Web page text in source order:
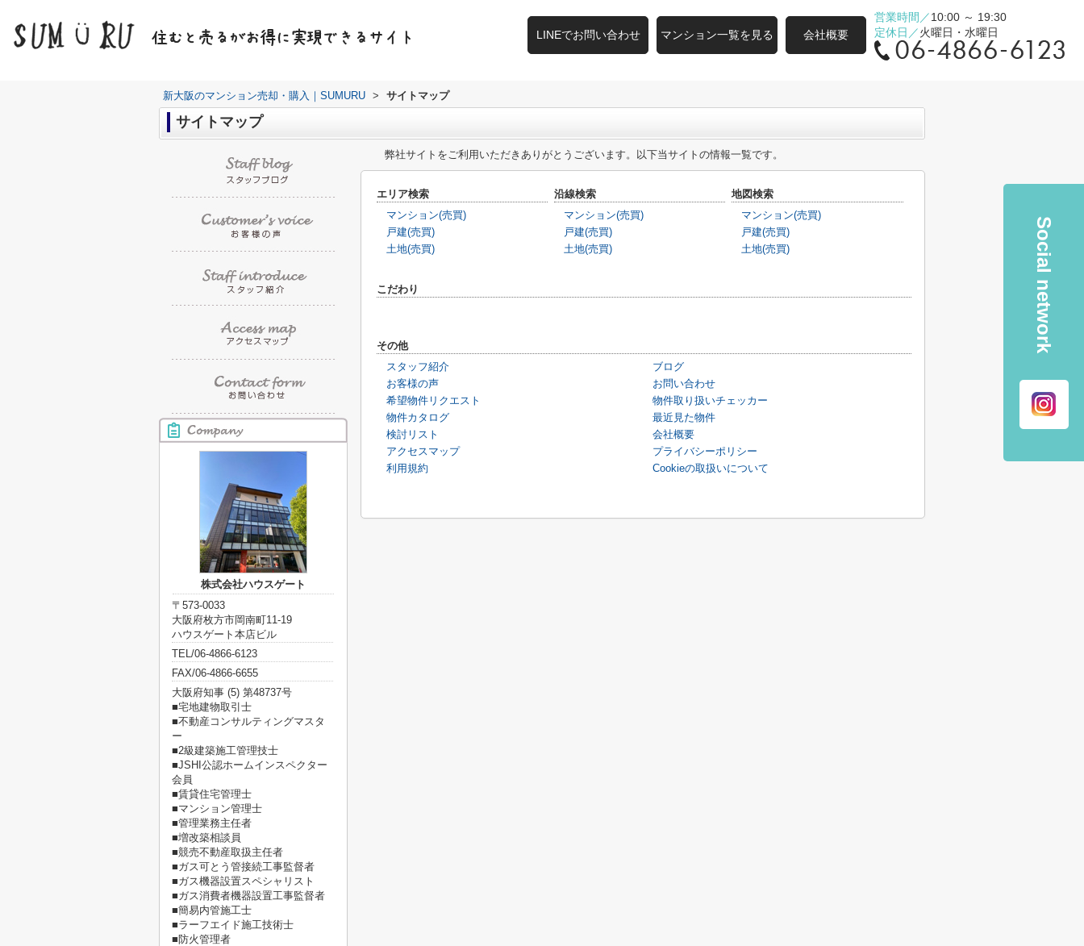
LINEでお問い合わせ マンション一覧を見る 会社概要
営業時間／10:00 ～ 19:30
定休日／火曜日・水曜日
新大阪のマンション売却・購入｜SUMURU > サイトマップ
サイトマップ
弊社サイトをご利用いただきありがとうございます。以下当サイトの情報一覧です。
エリア検索
マンション(売買)
戸建(売買)
土地(売買)
沿線検索
マンション(売買)
戸建(売買)
土地(売買)
地図検索
マンション(売買)
戸建(売買)
土地(売買)
こだわり
その他
スタッフ紹介
ブログ
お客様の声
お問い合わせ
希望物件リクエスト
物件取り扱いチェッカー
物件カタログ
最近見た物件
検討リスト
会社概要
アクセスマップ
プライバシーポリシー
利用規約
Cookieの取扱いについて
株式会社ハウスゲート
〒573-0033
大阪府枚方市岡南町11-19
ハウスゲート本店ビル
TEL/06-4866-6123
FAX/06-4866-6655
大阪府知事 (5) 第48737号
■宅地建物取引士
■不動産コンサルティングマスタ
ー
■2級建築施工管理技士
■JSHI公認ホームインスペクター
会員
■賃貸住宅管理士
■マンション管理士
■管理業務主任者
■増改築相談員
■競売不動産取扱主任者
■ガス可とう管接続工事監督者
■ガス機器設置スペシャリスト
■ガス消費者機器設置工事監督者
■簡易内管施工士
■ラーフエイド施工技術士
■防火管理者
Social network